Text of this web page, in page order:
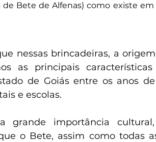
Bete de Alfenas) como existe
nessas brincadeiras, a
as principais
de Goiás entre os anos
e escolas.
grande importância
o Bete, assim como todas